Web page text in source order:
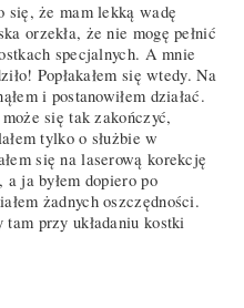
się, że mam lekką wadę
orzekła, że nie mogę pełnić
specjalnych. A mnie
Popłakałem się wtedy. Na
i postanowiłem działać.
się tak zakończyć,
tylko o służbie w
się na laserową korekcję
ja byłem dopiero po
żadnych oszczędności.
przy układaniu kostki